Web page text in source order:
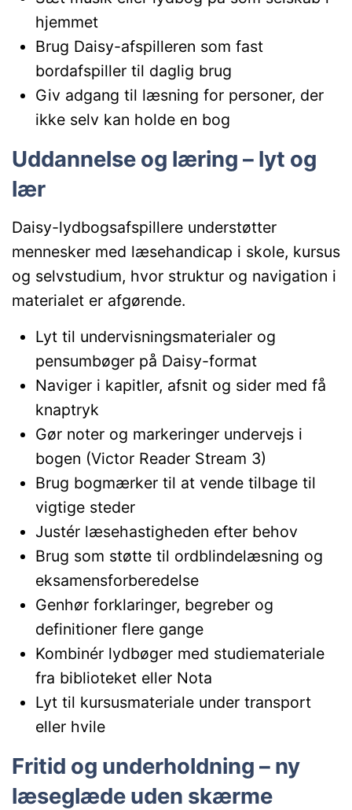
hjemmet
Brug Daisy-afspilleren som fast
bordafspiller til daglig brug
Giv adgang til læsning for personer, der
ikke selv kan holde en bog
Uddannelse og læring – lyt og
lær
Daisy-lydbogsafspillere understøtter
mennesker med læsehandicap i skole, kursus
og selvstudium, hvor struktur og navigation i
materialet er afgørende.
Lyt til undervisningsmaterialer og
pensumbøger på Daisy-format
Naviger i kapitler, afsnit og sider med få
knaptryk
Gør noter og markeringer undervejs i
bogen (Victor Reader Stream 3)
Brug bogmærker til at vende tilbage til
vigtige steder
Justér læsehastigheden efter behov
Brug som støtte til ordblindelæsning og
eksamensforberedelse
Genhør forklaringer, begreber og
definitioner flere gange
Kombinér lydbøger med studiemateriale
fra biblioteket eller Nota
Lyt til kursusmateriale under transport
eller hvile
Fritid og underholdning – ny
læseglæde uden skærme